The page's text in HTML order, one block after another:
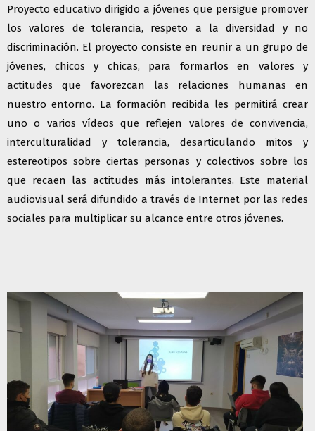
Proyecto educativo dirigido a jóvenes que persigue promover
los valores de tolerancia, respeto a la diversidad y no
discriminación. El proyecto consiste en reunir a un grupo de
jóvenes, chicos y chicas, para formarlos en valores y
actitudes que favorezcan las relaciones humanas en
nuestro entorno. La formación recibida les permitirá crear
uno o varios vídeos que reflejen valores de convivencia,
interculturalidad y tolerancia, desarticulando mitos y
estereotipos sobre ciertas personas y colectivos sobre los
que recaen las actitudes más intolerantes. Este material
audiovisual será difundido a través de Internet por las redes
sociales para multiplicar su alcance entre otros jóvenes.